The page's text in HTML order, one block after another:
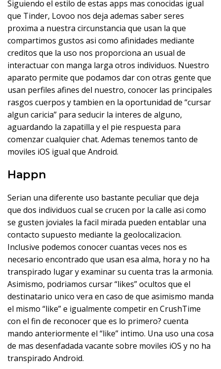
Siguiendo el estilo de estas apps mas conocidas igual
que Tinder, Lovoo nos deja ademas saber seres
proxima a nuestra circunstancia que usan la que
compartimos gustos asi­ como afinidades mediante
creditos que la uso nos proporciona an usual de
interactuar con manga larga otros individuos. Nuestro
aparato permite que podamos dar con otras gente que
usan perfiles afines del nuestro, conocer las principales
rasgos cuerpos y tambien en la oportunidad de “cursar
algun caricia” para seducir la interes de alguno,
aguardando la zapatilla y el pie respuesta para
comenzar cualquier chat. Ademas tenemos tanto de
moviles iOS igual que Android.
Happn
Serian una diferente uso bastante peculiar que deja
que dos individuos cual se crucen por la calle asi­ como
se gusten joviales la facil mirada pueden entablar una
contacto supuesto mediante la geolocalizacion.
Inclusive podemos conocer cuantas veces nos es
necesario encontrado que usan esa alma, hora y no ha
transpirado lugar y examinar su cuenta tras la armonia.
Asimismo, podri­amos cursar “likes” ocultos que el
destinatario unico vera en caso de que asimismo manda
el mismo “like” e igualmente competir en CrushTime
con el fin de reconocer que es lo primero? cuenta
mando anteriormente el “like” intimo. Una uso una cosa
de mas desenfadada vacante sobre moviles iOS y no ha
transpirado Android.